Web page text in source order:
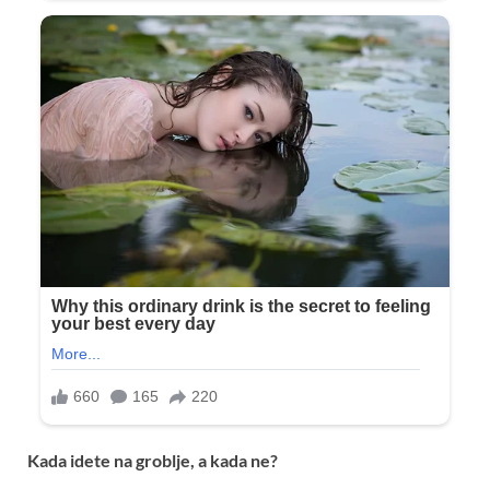
Kada idete na groblje, a kada ne?